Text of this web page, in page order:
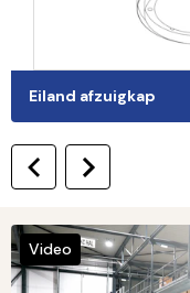
Eiland afzuigkap
Video